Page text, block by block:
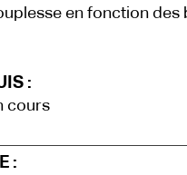
en fonction des
:
cours
: